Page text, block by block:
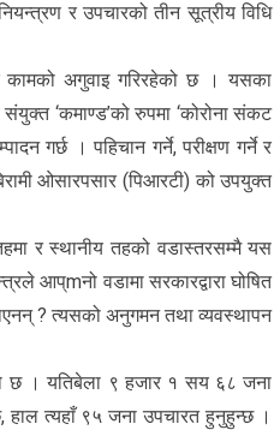
र उपचारको तीन सूत्रीय विधि
कामको अगुवाइ गरिरहेको छ । यसका
‘कमाण्ड’को रुपमा ‘कोरोना संकट
गर्छ । पहिचान गर्ने, परीक्षण गर्ने र
ओसारपसार (पिआरटी) को उपयुक्त
र स्थानीय तहको वडास्तरसम्मै यस
आप्mनो वडामा सरकारद्वारा घोषित
? त्यसको अनुगमन तथा व्यवस्थापन
छ । यतिबेला ९ हजार १ सय ६८ जना
त्यहाँ ९५ जना उपचारत हुनुहुन्छ ।